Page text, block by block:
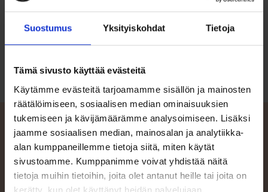
Suostumus Yksityiskohdat Tietoja
Tämä sivusto käyttää evästeitä
Käytämme evästeitä tarjoamamme sisällön ja mainosten
räätälöimiseen, sosiaalisen median ominaisuuksien
tukemiseen ja kävijämäärämme analysoimiseen. Lisäksi
jaamme sosiaalisen median, mainosalan ja analytiikka-
alan kumppaneillemme tietoja siitä, miten käytät
sivustoamme. Kumppanimme voivat yhdistää näitä
tietoja muihin tietoihin, joita olet antanut heille tai joita on
kerätty, kun olet käyttänyt heidän palvelujaan.
rannikkovesillä. Tuulilasin takana jopa kolme aikuista taittaa
sekä säilytystilaa.
Ota yhteyttä
Mikäli kaipaat apua veneen tai varusteen valintaan, tai haluat